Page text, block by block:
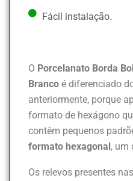
Fácil instalação.
O Porcelanato Borda
Branco é diferenciado
anteriormente, porque
formato de hexágono
contêm pequenos
formato hexagonal , um
Os relevos presentes